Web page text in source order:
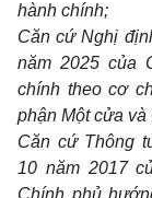
hành chính;
Căn cứ Nghị
năm 2025 của
chính theo cơ
phận Một cửa
Căn cứ Thông
10 năm 2017
Chính phủ